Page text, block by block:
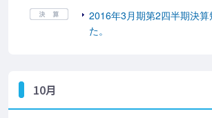
2016年3月期第2四半期決
た。
10月